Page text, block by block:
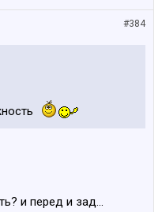
#384
и перед и зад...